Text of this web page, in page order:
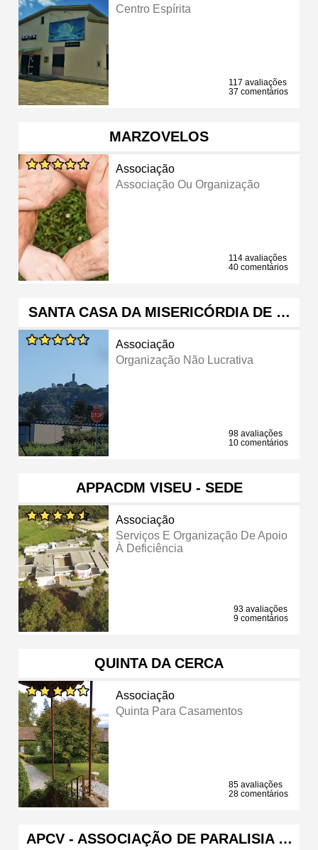
Centro Espírita
117 avaliações
37 comentários
MARZOVELOS
Associação
Associação Ou Organização
114 avaliações
40 comentários
SANTA CASA DA MISERICÓRDIA DE …
Associação
Organização Não Lucrativa
98 avaliações
10 comentários
APPACDM VISEU - SEDE
Associação
Serviços E Organização De Apoio
À Deficiência
93 avaliações
9 comentários
QUINTA DA CERCA
Associação
Quinta Para Casamentos
85 avaliações
28 comentários
APCV - ASSOCIAÇÃO DE PARALISIA …